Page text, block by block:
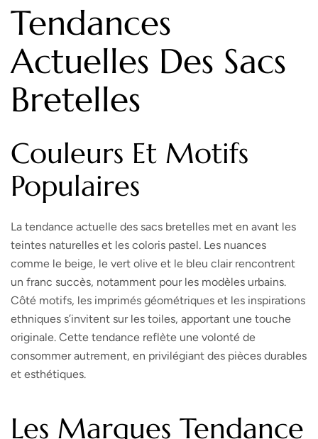
Tendances
Actuelles Des Sacs
Bretelles
Couleurs Et Motifs
Populaires
La tendance actuelle des sacs bretelles met en avant les
teintes naturelles et les coloris pastel. Les nuances
comme le beige, le vert olive et le bleu clair rencontrent
un franc succès, notamment pour les modèles urbains.
Côté motifs, les imprimés géométriques et les inspirations
ethniques s’invitent sur les toiles, apportant une touche
originale. Cette tendance reflète une volonté de
consommer autrement, en privilégiant des pièces durables
et esthétiques.
Les Marques Tendance